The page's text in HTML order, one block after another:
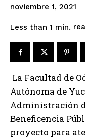
noviembre 1, 2021
Less than 1 min.
La Facultad de
Autónoma de
Administración
Beneficencia
proyecto para